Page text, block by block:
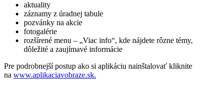
aktuality
záznamy z úradnej tabule
pozvánky na akcie
fotogalérie
rozšírené menu – „Viac info“, kde nájdete rôzne témy,
dôležité a zaujímavé informácie
Pre podrobnejší postup ako si aplikáciu nainštalovať kliknite
na www.aplikaciavobraze.sk.